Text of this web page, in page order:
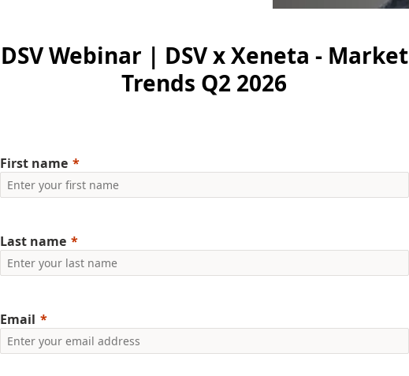
DSV Webinar | DSV x Xeneta - Market
Trends Q2 2026
First name
Last name
Email